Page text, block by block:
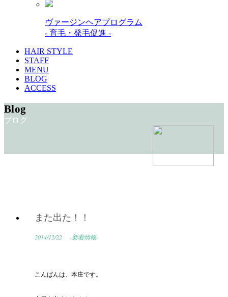
ヴァージンヘアプログラム
- 育毛・発毛促進 -
HAIR STYLE
STAFF
MENU
BLOG
ACCESS
Blog
ブログ
また出た！！
2014/12/22 -新着情報-
こんばんは、本庄です。